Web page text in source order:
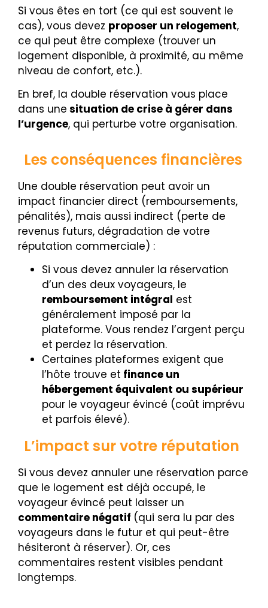
Si vous êtes en tort (ce qui est souvent le
cas), vous devez proposer un relogement,
ce qui peut être complexe (trouver un
logement disponible, à proximité, au même
niveau de confort, etc.).
En bref, la double réservation vous place
dans une situation de crise à gérer dans
l’urgence, qui perturbe votre organisation.
Les conséquences financières
Une double réservation peut avoir un
impact financier direct (remboursements,
pénalités), mais aussi indirect (perte de
revenus futurs, dégradation de votre
réputation commerciale) :
Si vous devez annuler la réservation
d’un des deux voyageurs, le
remboursement intégral est
généralement imposé par la
plateforme. Vous rendez l’argent perçu
et perdez la réservation.
Certaines plateformes exigent que
l’hôte trouve et finance un
hébergement équivalent ou supérieur
pour le voyageur évincé (coût imprévu
et parfois élevé).
L’impact sur votre réputation
Si vous devez annuler une réservation parce
que le logement est déjà occupé, le
voyageur évincé peut laisser un
commentaire négatif (qui sera lu par des
voyageurs dans le futur et qui peut-être
hésiteront à réserver). Or, ces
commentaires restent visibles pendant
longtemps.